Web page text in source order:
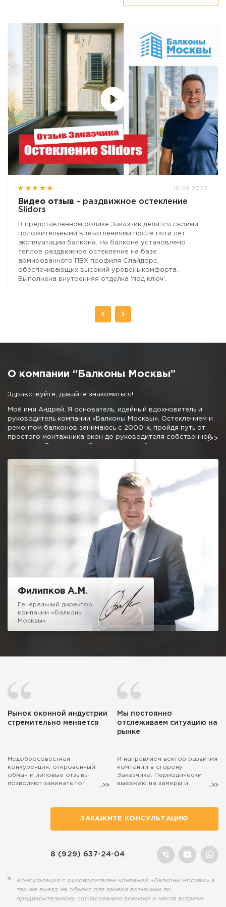
16.09.2023
Видео отзыв - раздвижное остекление
Slidors
В представленном ролике Заказчик делится своими
положительными впечатлениями после пяти лет
эксплуатации балкона. На балконе установлено
теплое раздвижное остекление на базе
армированного ПВХ профиля Слайдорс,
обеспечивающих высокий уровень комфорта.
Выполнена внутренняя отделка 'под ключ'.
О компании “Балконы Москвы”
Здравствуйте, давайте знакомиться!
Моё имя Андрей. Я основатель, идейный вдохновитель и
руководитель компании «Балконы Москвы». Остеклением и
ремонтом балконов занимаюсь с 2000-х, пройдя путь от
простого монтажника окон до руководителя собственной
благоустройства балконов и лоджий.
Мне не очень хочется писать про низкие цены, 50% скидки и
10 летнюю гарантию, как это требуют от меня маркетологи,
отмечу одно, мне не стыдно за качество нашей работы.
Можете вызвать десяток компаний сравнивая наш подход и
ценовую политику и убедитесь, что с нами можно и нужно
Надеюсь на честное и взаимовыгодное сотрудничество!
Филипков А.М.
Генеральный директор
компании «Балконы
Москвы»
Рынок оконной индустрии
стремительно меняется
Недобросовестная
конкуренция, откровенный
обман и липовые отзывы
позволяют занимать топ
действительно занятые
полезным делом, остаются на
Мы постоянно
отслеживаем ситуацию на
рынке
И направляем вектор развития
компании в сторону
Заказчика. Периодически
выезжаю на замеры и
балкона выехал лично я, то
просто попросите об этом
ЗАКАЖИТЕ КОНСУЛЬТАЦИЮ
8 (929) 637-24-04
Консультация с руководителем компании «Балконы москвы» а
так же выезд на объект для замера возможни по
предварительному согласованию времени и места встречи.